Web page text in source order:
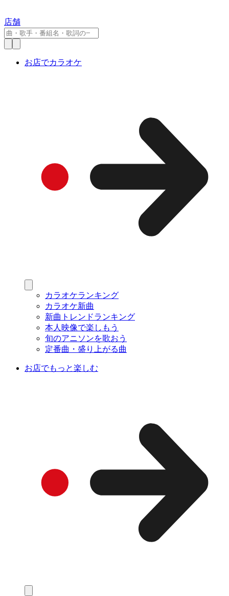
店舗
お店でカラオケ
カラオケランキング
カラオケ新曲
新曲トレンドランキング
本人映像で楽しもう
旬のアニソンを歌おう
定番曲・盛り上がる曲
お店でもっと楽しむ